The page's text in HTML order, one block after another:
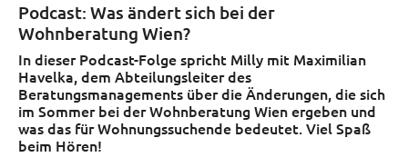
Podcast: Was ändert sich bei der
Wohnberatung Wien?
In dieser Podcast-Folge spricht Milly mit Maximilian
Havelka, dem Abteilungsleiter des
Beratungsmanagements über die Änderungen, die sich
im Sommer bei der Wohnberatung Wien ergeben und
was das für Wohnungssuchende bedeutet. Viel Spaß
beim Hören!